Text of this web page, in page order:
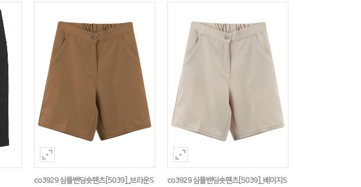
co3929 심플밴딩숏팬츠[5039]_브라운S co3929 심플밴딩숏팬츠[5039]_베이지S